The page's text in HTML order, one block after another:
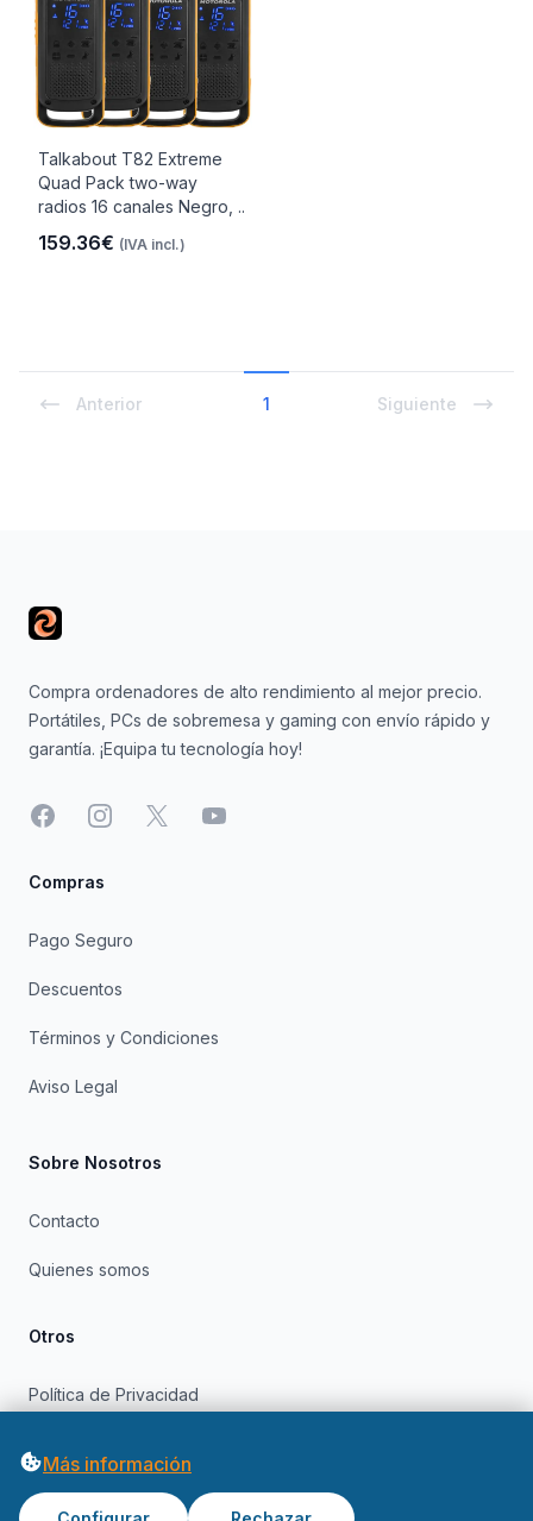
Talkabout T82 Extreme
Quad Pack two-way
radios 16 canales Negro, ..
159.36€ (IVA incl.)
Anterior 1 Siguiente
Compra ordenadores de alto rendimiento al mejor precio.
Portátiles, PCs de sobremesa y gaming con envío rápido y
garantía. ¡Equipa tu tecnología hoy!
FacebookInstagram
X YouTube
Compras
Pago Seguro
Descuentos
Términos y Condiciones
Aviso Legal
Sobre Nosotros
Contacto
Quienes somos
Otros
Política de Privacidad
Más información